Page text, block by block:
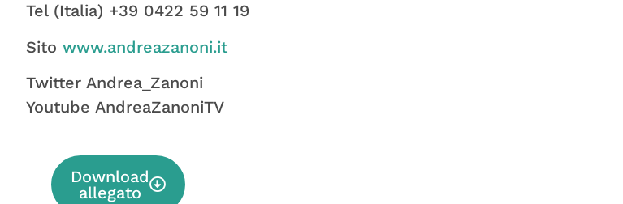
Tel (Italia) +39 0422 59 11 19
Sito www.andreazanoni.it
Twitter Andrea_Zanoni
Youtube AndreaZanoniTV
Download
allegato